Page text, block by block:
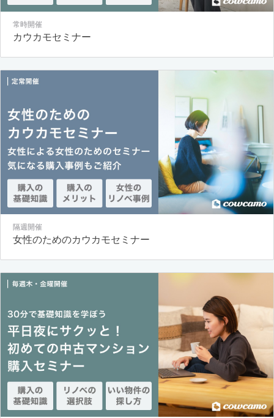
常時開催
カウカモセミナー
隔週開催
女性のためのカウカモセミナー